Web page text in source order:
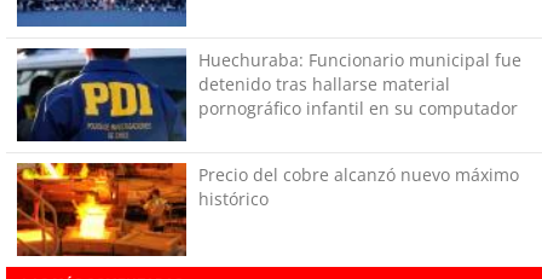
Huechuraba: Funcionario municipal fue
detenido tras hallarse material
pornográfico infantil en su computador
Precio del cobre alcanzó nuevo máximo
histórico